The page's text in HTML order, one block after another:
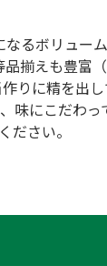
るボリューム
揃えも豊富（
りに精を出し
にこだわっ
ださい。